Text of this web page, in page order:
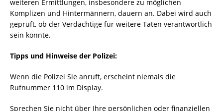
weiteren Ermittlungen, insbesondere zu möglichen
Komplizen und Hintermännern, dauern an. Dabei wird auch
geprüft, ob der Verdächtige für weitere Taten verantwortlich
sein könnte.
Tipps und Hinweise der Polizei:
Wenn die Polizei Sie anruft, erscheint niemals die
Rufnummer 110 im Display.
Sprechen Sie nicht über Ihre persönlichen oder finanziellen